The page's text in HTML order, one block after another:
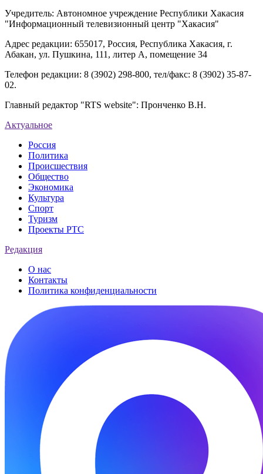
Учредитель: Автономное учреждение Республики Хакасия
"Информационный телевизионный центр "Хакасия"
Адрес редакции: 655017, Россия, Республика Хакасия, г.
Абакан, ул. Пушкина, 111, литер А, помещение 34
Телефон редакции: 8 (3902) 298-800, тел/факс: 8 (3902) 35-87-
02.
Главный редактор "RTS website": Пронченко В.Н.
Актуальное
Россия
Политика
Происшествия
Общество
Экономика
Культура
Спорт
Туризм
Проекты РТС
Редакция
О нас
Контакты
Политика конфиденциальности